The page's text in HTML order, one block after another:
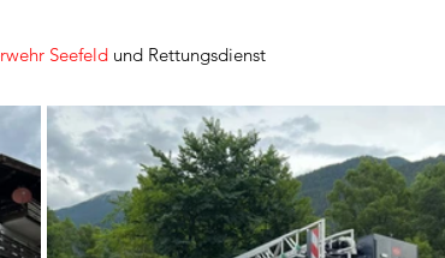
Seefeld und Rettungsdienst